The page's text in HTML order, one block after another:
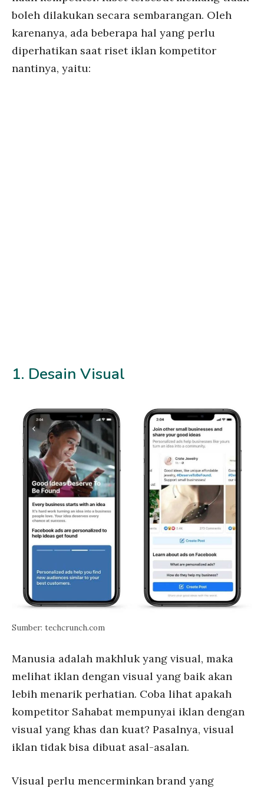
boleh dilakukan secara sembarangan. Oleh
karenanya, ada beberapa hal yang perlu
diperhatikan saat riset iklan kompetitor
nantinya, yaitu:
1. Desain Visual
Sumber: techcrunch.com
Manusia adalah makhluk yang visual, maka
melihat iklan dengan visual yang baik akan
lebih menarik perhatian. Coba lihat apakah
kompetitor Sahabat mempunyai iklan dengan
visual yang khas dan kuat? Pasalnya, visual
iklan tidak bisa dibuat asal-asalan.
Visual perlu mencerminkan brand yang